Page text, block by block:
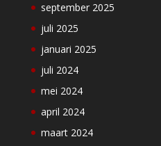
september 2025
juli 2025
januari 2025
juli 2024
mei 2024
april 2024
maart 2024